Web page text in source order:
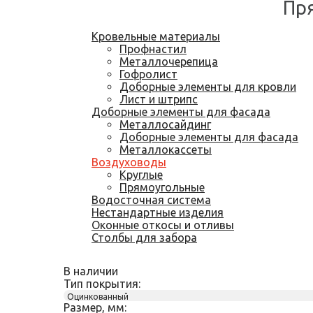
Кровельные материалы
Профнастил
Металлочерепица
Гофролист
Доборные элементы для кровли
Лист и штрипс
Доборные элементы для фасада
Металлосайдинг
Доборные элементы для фасада
Металлокассеты
Воздуховоды
Круглые
Прямоугольные
Водосточная система
Нестандартные изделия
Оконные откосы и отливы
Столбы для забора
В наличии
Тип покрытия:
Оцинкованный
Размер, мм: